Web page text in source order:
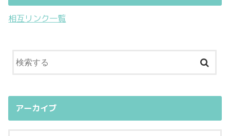
相互リンク一覧
アーカイブ